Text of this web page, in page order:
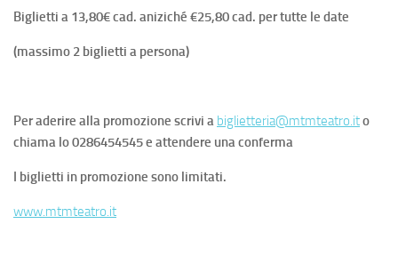
Biglietti a 13,80€ cad. aniziché €25,80 cad. per tutte le date
(massimo 2 biglietti a persona)
Per aderire alla promozione scrivi a biglietteria@mtmteatro.ito
chiama lo 0286454545 e attendere una conferma
I biglietti in promozione sono limitati.
www.mtmteatro.it